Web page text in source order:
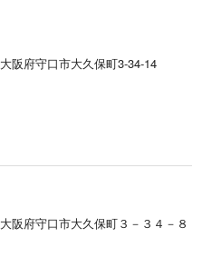
大阪府守口市大久保町3-34-14
大阪府守口市大久保町３－３４－８